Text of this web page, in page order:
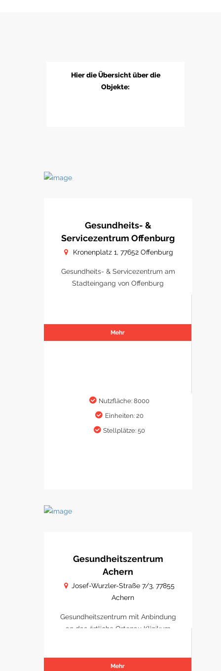
Hier die Übersicht über die
Objekte:
Gesundheits- &
Servicezentrum Offenburg
Kronenplatz 1, 77652 Offenburg
Gesundheits- & Servicezentrum am
Stadteingang von Offenburg
Mehr
Nutzfläche: 8000
Einheiten: 20
Stellplätze: 50
Gesundheitszentrum
Achern
Josef-Wurzler-Straße 7/3, 77855
Achern
Gesundheitszentrum mit Anbindung
an das örtliche Ortenau Klinikum
Mehr